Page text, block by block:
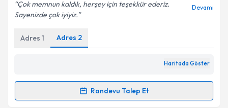
Kişisel verilerimin işlenmesine ilişkin
Metni'ni okudum ve kişisel verilerimin belirtilen
kapsamda işlenmesini kabul ediyorum.
Takvim Talebini Gönder
Çok memnun kaldık, herşey için teşekkür ederiz.
Sayenizde çok iyiyiz.
Devamı
Adres 1 Adres 2
Haritada Göster
Randevu Talep Et
Randevu Takvimi Talebi